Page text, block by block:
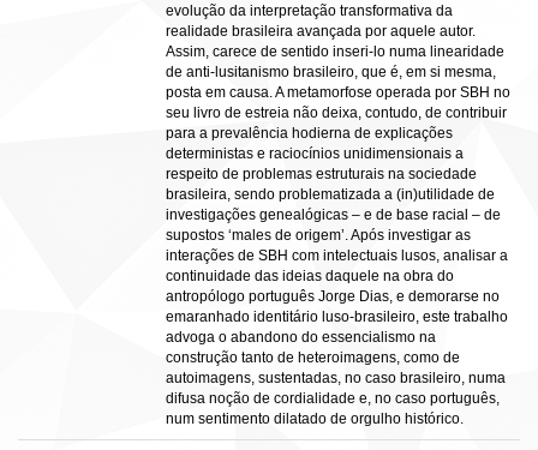
evolução da interpretação transformativa da
realidade brasileira avançada por aquele autor.
Assim, carece de sentido inseri-lo numa linearidade
de anti-lusitanismo brasileiro, que é, em si mesma,
posta em causa. A metamorfose operada por SBH no
seu livro de estreia não deixa, contudo, de contribuir
para a prevalência hodierna de explicações
deterministas e raciocínios unidimensionais a
respeito de problemas estruturais na sociedade
brasileira, sendo problematizada a (in)utilidade de
investigações genealógicas – e de base racial – de
supostos ‘males de origem’. Após investigar as
interações de SBH com intelectuais lusos, analisar a
continuidade das ideias daquele na obra do
antropólogo português Jorge Dias, e demorarse no
emaranhado identitário luso-brasileiro, este trabalho
advoga o abandono do essencialismo na
construção tanto de heteroimagens, como de
autoimagens, sustentadas, no caso brasileiro, numa
difusa noção de cordialidade e, no caso português,
num sentimento dilatado de orgulho histórico.